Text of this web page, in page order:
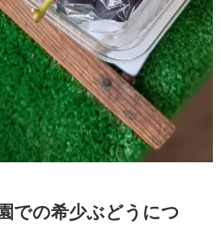
での希少ぶどうにつ